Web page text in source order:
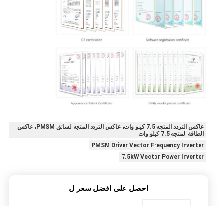
عاكس التردد المتجه 7.5 كيلو وات، عاكس التردد المتجه لسائق PMSM، عاكس
الطاقة المتجه 7.5 كيلو وات
PMSM Driver Vector Frequency Inverter
7.5kW Vector Power Inverter
احصل على افضل سعر ل